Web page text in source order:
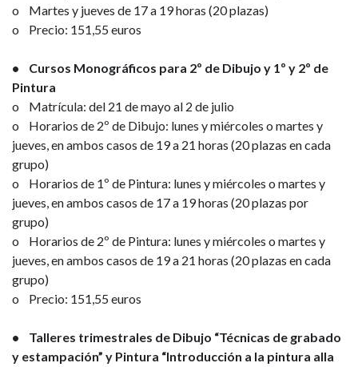
o Martes y jueves de 17 a 19 horas (20 plazas)
o Precio: 151,55 euros
• Cursos Monográficos para 2º de Dibujo y 1º y 2º de
Pintura
o Matrícula: del 21 de mayo al 2 de julio
o Horarios de 2º de Dibujo: lunes y miércoles o martes y
jueves, en ambos casos de 19 a 21 horas (20 plazas en cada
grupo)
o Horarios de 1º de Pintura: lunes y miércoles o martes y
jueves, en ambos casos de 17 a 19 horas (20 plazas por
grupo)
o Horarios de 2º de Pintura: lunes y miércoles o martes y
jueves, en ambos casos de 19 a 21 horas (20 plazas en cada
grupo)
o Precio: 151,55 euros
• Talleres trimestrales de Dibujo “Técnicas de grabado
y estampación” y Pintura “Introducción a la pintura alla